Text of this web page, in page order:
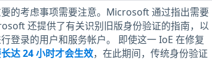
的考虑事项需要注意。Microsoft 通过指出需要
还提供了有关识别旧版身份验证的指南，以
登录的用户和服务帐户。 即使这一 IoE 在修复
达 24 小时才会生效​，在此期间，传统身份验证